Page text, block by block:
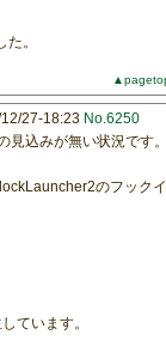
。
27-18:23 No.6250
見込みが無い状況です
のフックイ
ています。